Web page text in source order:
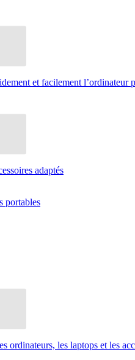
et facilement l’ordinateur
adaptés
portables
ordinateurs, les laptops et les